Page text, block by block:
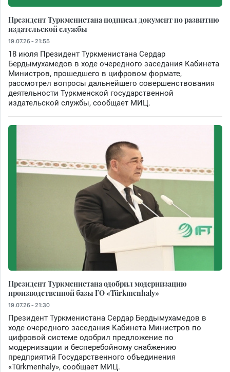
Президент Туркменистана подписал документ по развитию
издательской службы
19.07.26 - 21:55
18 июля Президент Туркменистана Сердар
Бердымухамедов в ходе очередного заседания Кабинета
Министров, прошедшего в цифровом формате,
рассмотрел вопросы дальнейшего совершенствования
деятельности Туркменской государственной
издательской службы, сообщает МИЦ.
Президент Туркменистана одобрил модернизацию
производственной базы ГО «Türkmenhaly»
19.07.26 - 21:30
Президент Туркменистана Сердар Бердымухамедов в
ходе очередного заседания Кабинета Министров по
цифровой системе одобрил предложение по
модернизации и бесперебойному снабжению
предприятий Государственного объединения
«Türkmenhaly», сообщает МИЦ.